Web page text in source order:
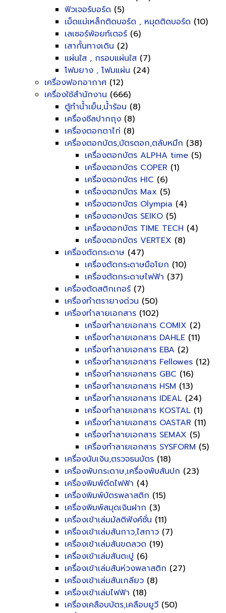
ฟิวเจอร์บอร์ด (5)
เม็ดแม่เหล็กติดบอร์ด , หมุดติดบอร์ด (10)
เลเซอร์พ้อยท์เตอร์ (6)
เสากั้นทางเดิน (2)
แผ่นใส , กรอบแผ่นใส (7)
โฟมยาง , โฟมแผ่น (24)
เครื่องฟอกอากาศ (12)
เครื่องใช้สำนักงาน (666)
ตู้ทำน้ำเย็น,น้ำร้อน (8)
เครื่องซีลปากถุง (8)
เครื่องตอกตาไก่ (8)
เครื่องตอกบัตร,บัตรตอก,ตลับหมึก (38)
เครื่องตอกบัตร ALPHA time (5)
เครื่องตอกบัตร COPER (1)
เครื่องตอกบัตร HIC (6)
เครื่องตอกบัตร Max (5)
เครื่องตอกบัตร Olympia (4)
เครื่องตอกบัตร SEIKO (5)
เครื่องตอกบัตร TIME TECH (4)
เครื่องตอกบัตร VERTEX (8)
เครื่องตัดกระดาษ (47)
เครื่องตัดกระดาษมือโยก (10)
เครื่องตัดกระดาษไฟฟ้า (37)
เครื่องตัดสติกเกอร์ (7)
เครื่องทำตรายางด่วน (50)
เครื่องทำลายเอกสาร (102)
เครื่องทำลายเอกสาร COMIX (2)
เครื่องทำลายเอกสาร DAHLE (11)
เครื่องทำลายเอกสาร EBA (2)
เครื่องทำลายเอกสาร Fellowes (12)
เครื่องทำลายเอกสาร GBC (16)
เครื่องทำลายเอกสาร HSM (13)
เครื่องทำลายเอกสาร IDEAL (24)
เครื่องทำลายเอกสาร KOSTAL (1)
เครื่องทำลายเอกสาร OASTAR (11)
เครื่องทำลายเอกสาร SEMAX (5)
เครื่องทำลายเอกสาร SYSFORM (5)
เครื่องนับเงิน,ตรวจธนบัตร (18)
เครื่องพับกระดาษ,เครื่องพับสันปก (23)
เครื่องพิมพ์ดีดไฟฟ้า (4)
เครื่องพิมพ์บัตรพลาสติก (15)
เครื่องพิมพ์สมุดเงินฝาก (3)
เครื่องเข้าเล่มมัลติฟังค์ชั่น (11)
เครื่องเข้าเล่มสันกาว,ไสกาว (7)
เครื่องเข้าเล่มสันขดลวด (19)
เครื่องเข้าเล่มสันตะปู (6)
เครื่องเข้าเล่มสันห่วงพลาสติก (27)
เครื่องเข้าเล่มสันเกลียว (8)
เครื่องเข้าเล่มไฟฟ้า (18)
เครื่องเคลือบบัตร,เคลือบยูวี (50)